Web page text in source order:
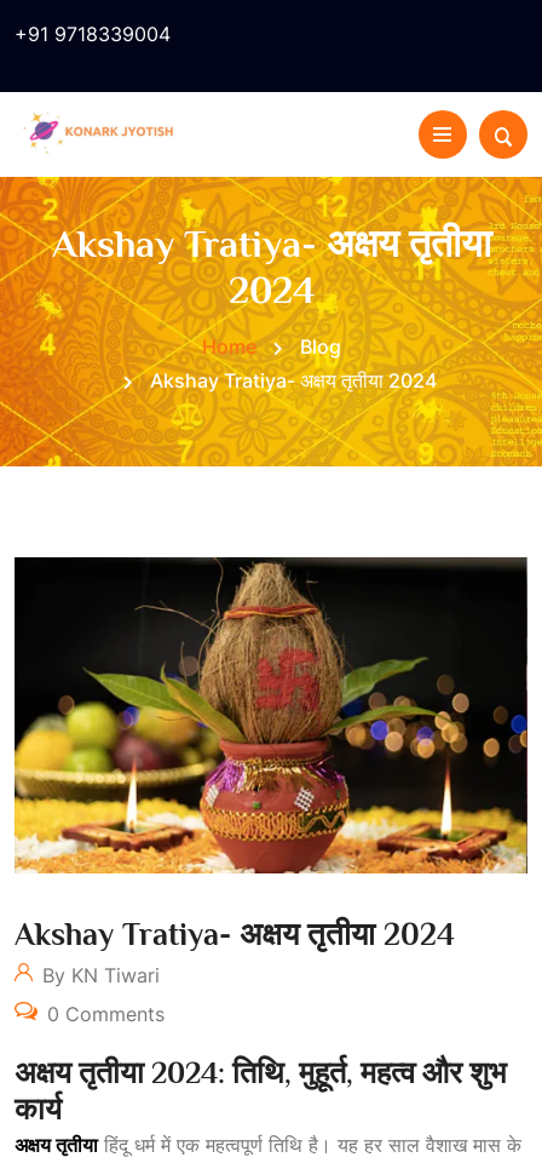
+91 9718339004
Akshay Tratiya- अक्षय तृतीया
2024
Home
Blog
Akshay Tratiya- अक्षय तृतीया 2024
Akshay Tratiya- अक्षय तृतीया 2024
By KN Tiwari
0 Comments
अक्षय तृतीया 2024: तिथि, मुहूर्त, महत्व और शुभ
कार्य
अक्षय तृतीयाहिंदू धर्म में एक महत्वपूर्ण तिथि है। यह हर साल वैशाख मास के